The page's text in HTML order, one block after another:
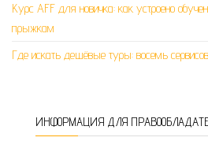
Курс AFF для новичка: как устроено
прыжкам
Где искать дешёвые туры: восемь
ИНФОРМАЦИЯ ДЛЯ